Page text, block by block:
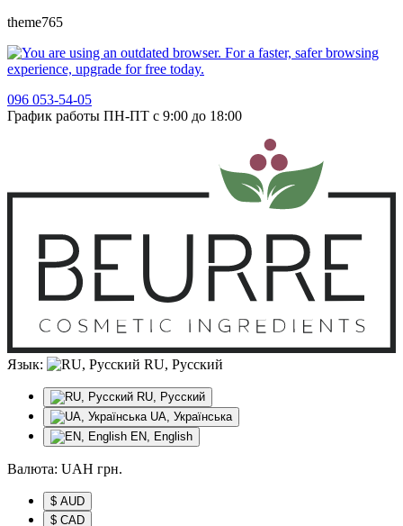
theme765
096 053-54-05
График работы ПН-ПТ с 9:00 до 18:00
Язык: RU, Русский
RU, Русский
UA, Українська
EN, English
Валюта: UAH грн.
$ AUD
$ CAD